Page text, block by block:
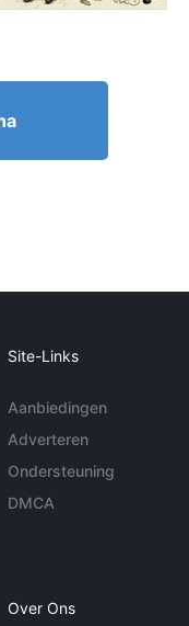
Site-Links
Aanbiedingen
Adverteren
Ondersteuning
DMCA
Over Ons